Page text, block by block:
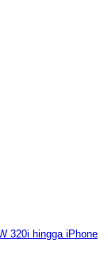
320i hingga iPhone